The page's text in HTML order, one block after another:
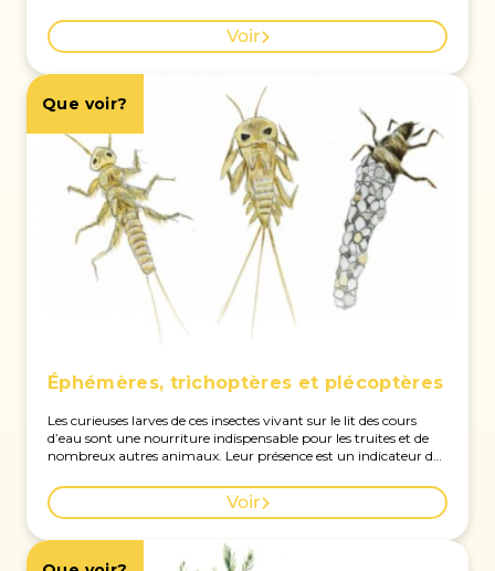
une boule, aussi parfaite et qu’imprenable. Voir la carte des
observations à Genève.
Voir
Que voir?
Éphémères, trichoptères et plécoptères
Les curieuses larves de ces insectes vivant sur le lit des cours
d’eau sont une nourriture indispensable pour les truites et de
nombreux autres animaux. Leur présence est un indicateur de
Voir